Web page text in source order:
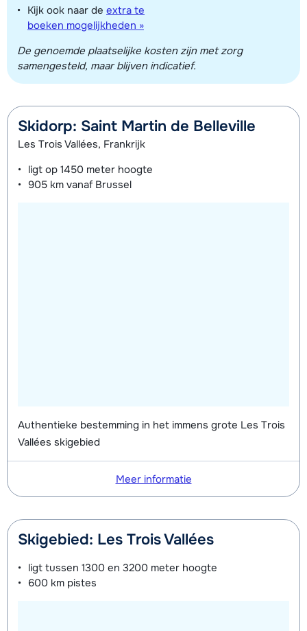
Kijk ook naar de extra te
boeken mogelijkheden »
De genoemde plaatselijke kosten zijn met zorg
samengesteld, maar blijven indicatief.
Skidorp: Saint Martin de Belleville
Les Trois Vallées, Frankrijk
ligt op 1450 meter hoogte
905 km vanaf Brussel
Authentieke bestemming in het immens grote Les Trois
Vallées skigebied
Meer informatie
Skigebied: Les Trois Vallées
ligt tussen 1300 en 3200 meter hoogte
600 km pistes